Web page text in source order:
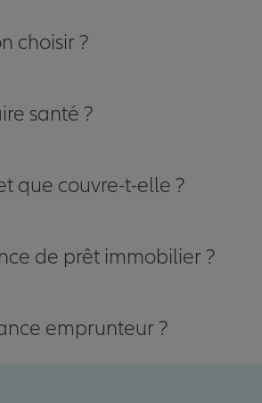
choisir ?
santé ?
que couvre-t-elle ?
de prêt immobilier ?
emprunteur ?